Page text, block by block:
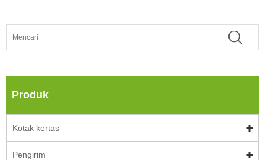
Produk
Kotak kertas
Pengirim